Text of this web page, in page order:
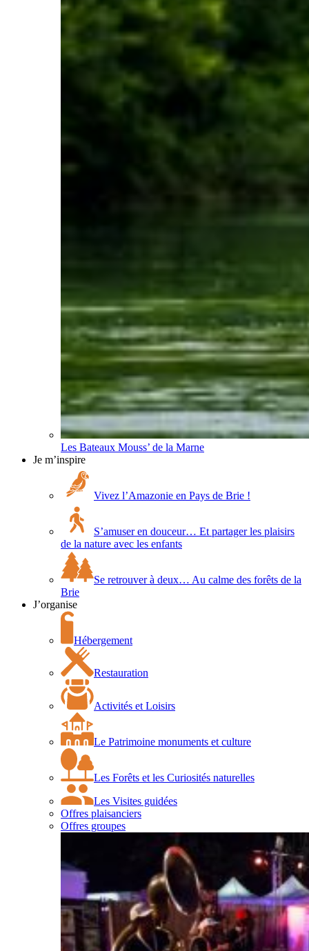
Les Bateaux Mouss’ de la Marne
Je m’inspire
Vivez l’Amazonie en Pays de Brie !
S’amuser en douceur… Et partager les plaisirs
de la nature avec les enfants
Se retrouver à deux… Au calme des forêts de la
Brie
J’organise
Hébergement
Restauration
Activités et Loisirs
Le Patrimoine monuments et culture
Les Forêts et les Curiosités naturelles
Les Visites guidées
Offres plaisanciers
Offres groupes